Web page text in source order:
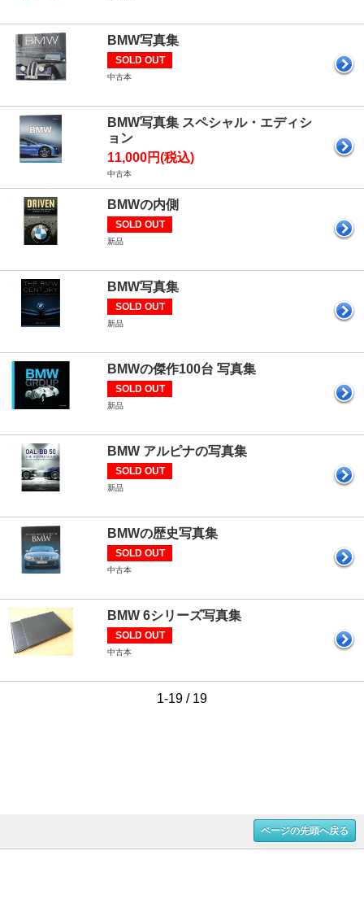
BMW写真集
SOLD OUT
中古本
BMW写真集 スペシャル・エディシ
ョン
11,000円(税込)
中古本
BMWの内側
SOLD OUT
新品
BMW写真集
SOLD OUT
新品
BMWの傑作100台 写真集
SOLD OUT
新品
BMW アルピナの写真集
SOLD OUT
新品
BMWの歴史写真集
SOLD OUT
中古本
BMW 6シリーズ写真集
SOLD OUT
中古本
1-19 / 19
ページの先頭へ戻る